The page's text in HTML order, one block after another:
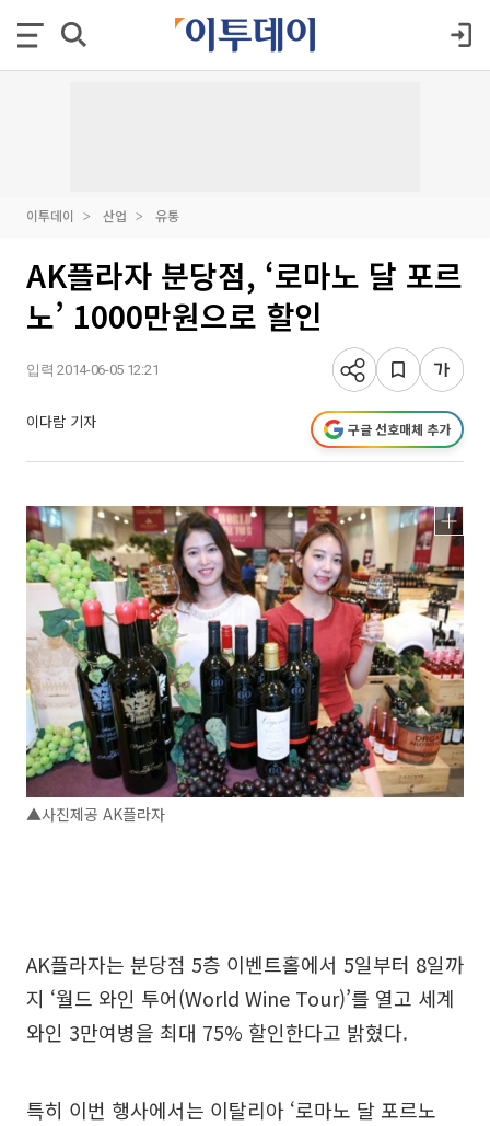
이투데이 산업 유통
AK플라자 분당점, ‘로마노 달 포르
노’ 1000만원으로 할인
입력 2014-06-05 12:21
이다람 기자 구글 선호매체 추가
▲사진제공 AK플라자
AK플라자는 분당점 5층 이벤트홀에서 5일부터 8일까
지 ‘월드 와인 투어(World Wine Tour)’를 열고 세계
와인 3만여병을 최대 75% 할인한다고 밝혔다.
특히 이번 행사에서는 이탈리아 ‘로마노 달 포르노